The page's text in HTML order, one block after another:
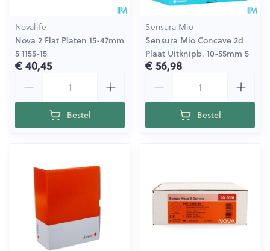
Novalife
Nova 2 Flat Platen 15-47mm
5 1155-15
€ 40,45
Bestel
Sensura Mio
Sensura Mio Concave 2d
Plaat Uitknipb. 10-55mm 5
€ 56,98
Bestel